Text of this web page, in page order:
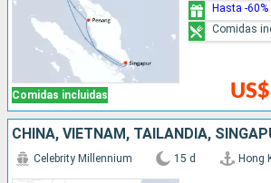
Comidas incluidas
Hasta -
Comidas
CHINA, VIETNAM, TAILANDIA,
Celebrity Millennium 15 d Hong